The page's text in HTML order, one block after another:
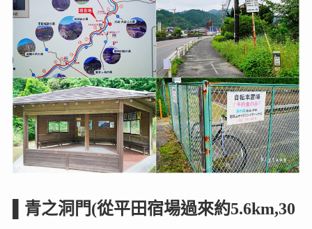
▌青之洞門(從平田宿場過來約5.6km,30